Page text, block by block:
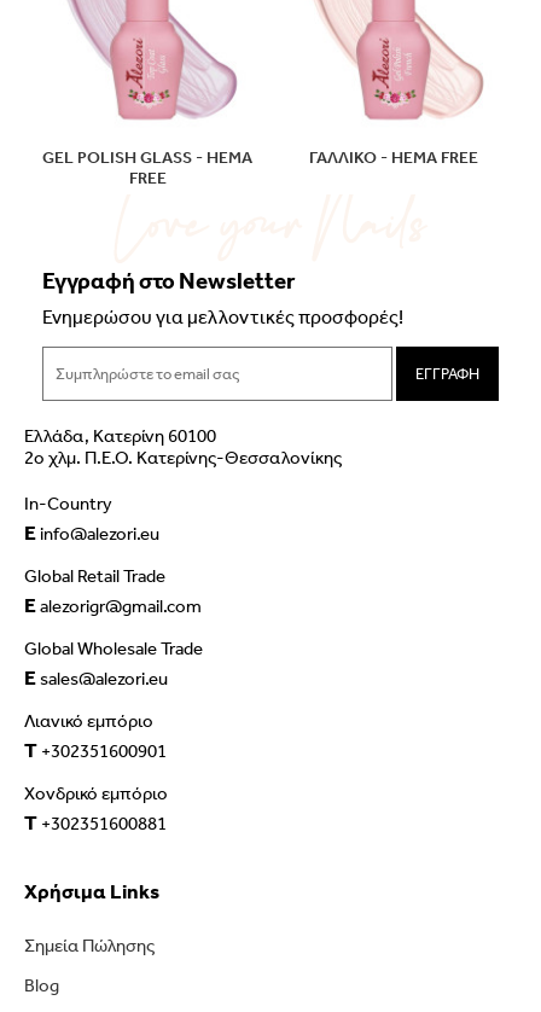
GEL POLISH GLASS - HEMA
FREE
ΓΑΛΛΙΚΟ - HEMA FREE
Ελλάδα, Κατερίνη 60100
2ο χλμ. Π.Ε.Ο. Κατερίνης-Θεσσαλονίκης
In-Country
Einfo@alezori.eu
Global Retail Trade
Ealezorigr@gmail.com
Global Wholesale Trade
Esales@alezori.eu
Λιανικό εμπόριο
T +302351600901
Χονδρικό εμπόριο
T +302351600881
Χρήσιμα Links
Σημεία Πώλησης
Blog
Εγγραφή στο Newsletter
Ενημερώσου για μελλοντικές προσφορές!
ΕΓΓΡΑΦΗ